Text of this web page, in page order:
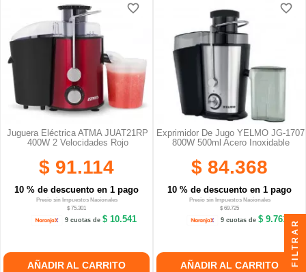
Juguera Eléctrica ATMA JUAT21RP
400W 2 Velocidades Rojo
$ 91.114
10 % de descuento en 1 pago
Precio sin Impuestos Nacionales
$ 75.301
9 cuotas de$ 10.541
AÑADIR AL CARRITO
favorite_border
favorite_border
Exprimidor De Jugo YELMO JG-1707
800W 500ml Acero Inoxidable
$ 84.368
10 % de descuento en 1 pago
Precio sin Impuestos Nacionales
$ 69.725
9 cuotas de $ 9.761
AÑADIR AL CARRITO
favorite_border
favorite_border
FILTRAR